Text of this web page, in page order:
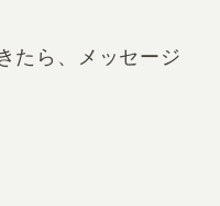
たら、メッセージ